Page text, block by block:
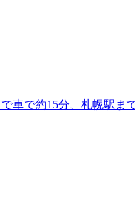
車で約15分、札幌駅